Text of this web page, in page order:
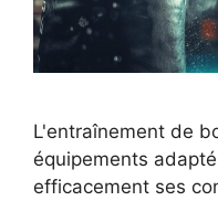
L'entraînement de
équipements
efficacement ses